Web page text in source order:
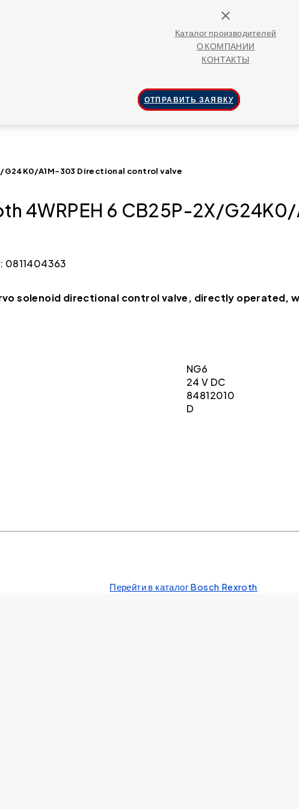
close
Каталог производителей
О КОМПАНИИ
КОНТАКТЫ
ОТПРАВИТЬ ЗАЯВКУ
G24K0/A1M-303 Directional control valve
4WRPEH 6 CB25P-2X/
0811404363
solenoid directional control valve, directly
NG6
24 V DC
84812010
D
Перейти в каталог Bosch Rexroth